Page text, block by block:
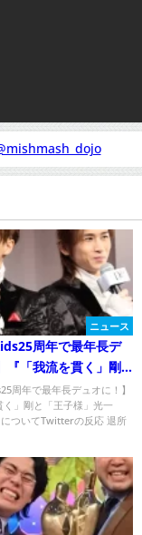
ニュース
周年で最年長デ
『「我流を貫く」剛
」光一の“好相性”』に
周年で最年長デュオに！】
く」剛と「王子様」光一
についてTwitterの反応 退所